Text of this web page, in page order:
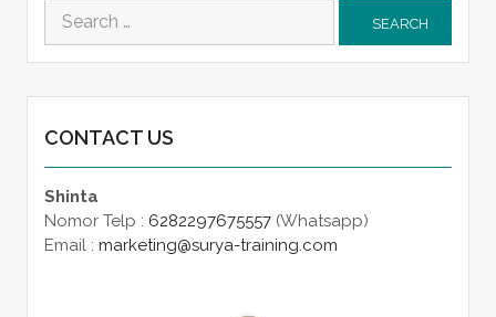
Search
for:
CONTACT US
Shinta
Nomor Telp : 6282297675557(Whatsapp)
Email : marketing@surya-training.com